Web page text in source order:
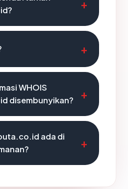
WHOIS
disembunyikan?
ada di